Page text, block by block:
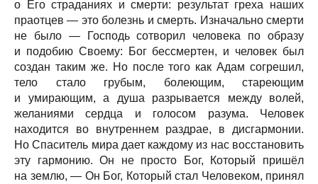
о Его страданиях и смерти: результат греха наших
праотцев — это болезнь и смерть. Изначально смерти
не было — Господь сотворил человека по образу
и подобию Своему: Бог бессмертен, и человек был
создан таким же. Но после того как Адам согрешил,
тело стало грубым, болеющим, стареющим
и умирающим, а душа разрывается между волей,
желаниями сердца и голосом разума. Человек
находится во внутреннем раздрае, в дисгармонии.
Но Спаситель мира дает каждому из нас восстановить
эту гармонию. Он не просто Бог, Который пришёл
на землю, — Он Бог, Который стал Человеком, принял